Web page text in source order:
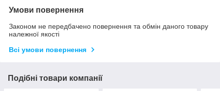
Умови повернення
Законом не передбачено повернення та обмін даного товару
належної якості
Всі умови повернення
Подібні товари компанії